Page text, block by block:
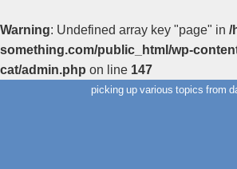
Warning: Undefined array key "page" in /
something.com/public_html/wp-
cat/admin.php on line 147
picking up various topics from